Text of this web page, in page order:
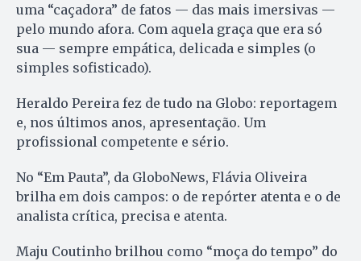
uma “caçadora” de fatos — das mais imersivas —
pelo mundo afora. Com aquela graça que era só
sua — sempre empática, delicada e simples (o
simples sofisticado).
Heraldo Pereira fez de tudo na Globo: reportagem
e, nos últimos anos, apresentação. Um
profissional competente e sério.
No “Em Pauta”, da GloboNews, Flávia Oliveira
brilha em dois campos: o de repórter atenta e o de
analista crítica, precisa e atenta.
Maju Coutinho brilhou como “moça do tempo” do